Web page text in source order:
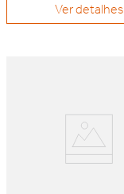
Ver detalhes